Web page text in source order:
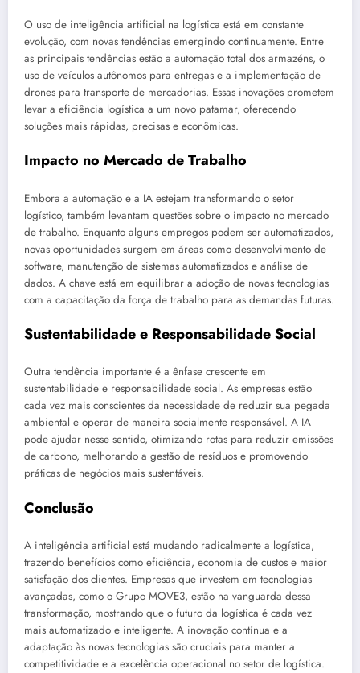
O uso de inteligência artificial na logística está em constante
evolução, com novas tendências emergindo continuamente. Entre
as principais tendências estão a automação total dos armazéns, o
uso de veículos autônomos para entregas e a implementação de
drones para transporte de mercadorias. Essas inovações prometem
levar a eficiência logística a um novo patamar, oferecendo
soluções mais rápidas, precisas e econômicas.
Impacto no Mercado de Trabalho
Embora a automação e a IA estejam transformando o setor
logístico, também levantam questões sobre o impacto no mercado
de trabalho. Enquanto alguns empregos podem ser automatizados,
novas oportunidades surgem em áreas como desenvolvimento de
software, manutenção de sistemas automatizados e análise de
dados. A chave está em equilibrar a adoção de novas tecnologias
com a capacitação da força de trabalho para as demandas futuras.
Sustentabilidade e Responsabilidade Social
Outra tendência importante é a ênfase crescente em
sustentabilidade e responsabilidade social. As empresas estão
cada vez mais conscientes da necessidade de reduzir sua pegada
ambiental e operar de maneira socialmente responsável. A IA
pode ajudar nesse sentido, otimizando rotas para reduzir emissões
de carbono, melhorando a gestão de resíduos e promovendo
práticas de negócios mais sustentáveis.
Conclusão
A inteligência artificial está mudando radicalmente a logística,
trazendo benefícios como eficiência, economia de custos e maior
satisfação dos clientes. Empresas que investem em tecnologias
avançadas, como o Grupo MOVE3, estão na vanguarda dessa
transformação, mostrando que o futuro da logística é cada vez
mais automatizado e inteligente. A inovação contínua e a
adaptação às novas tecnologias são cruciais para manter a
competitividade e a excelência operacional no setor de logística.